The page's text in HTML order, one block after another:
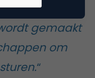
zeker
gemaakt
om
“